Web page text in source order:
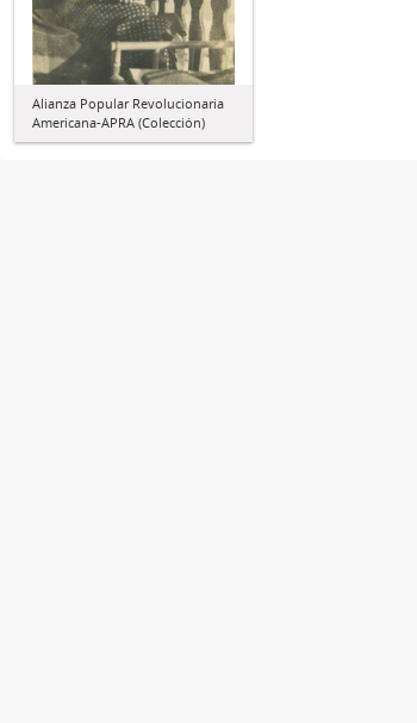
Alianza Popular Revolucionaria
Americana-APRA (Colección)